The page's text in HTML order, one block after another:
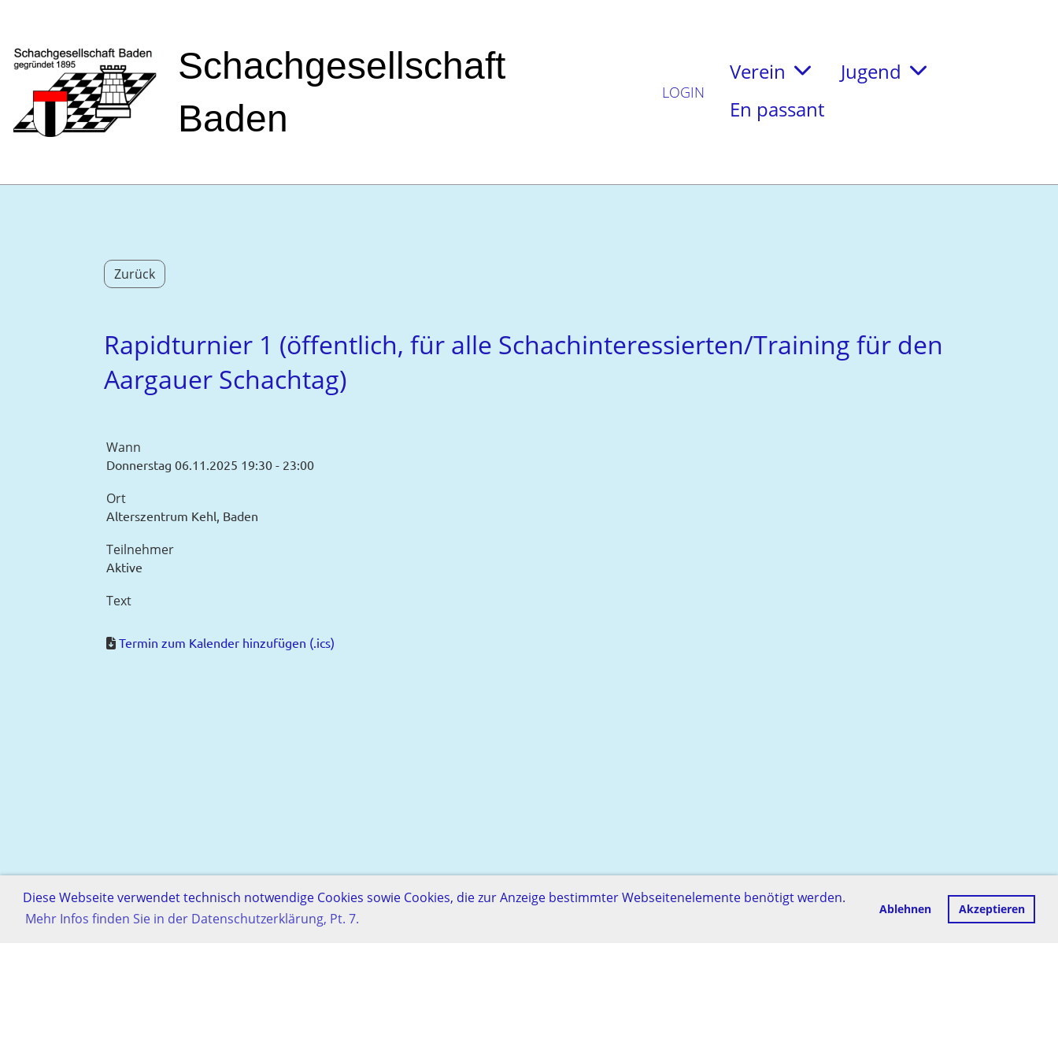
Diese Webseite verwendet technisch notwendige Cookies sowie Cookies, die zur Anzeige bestimmter Webseitenelemente benötigt werden.
Mehr Infos finden Sie in der Datenschutzerklärung, Pt. 7.
Ablehnen Akzeptieren
Verein
Jugend
En passant
LOGIN
Schachgesellschaft
Baden
Zurück
Rapidturnier 1 (öffentlich, für alle Schachinteressierten/Training für den
Aargauer Schachtag)
Wann
Donnerstag 06.11.2025 19:30 - 23:00
Ort
Alterszentrum Kehl, Baden
Teilnehmer
Aktive
Text
Termin zum Kalender hinzufügen (.ics)